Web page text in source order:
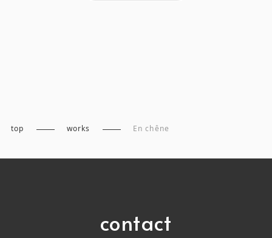
top works En chêne
contact